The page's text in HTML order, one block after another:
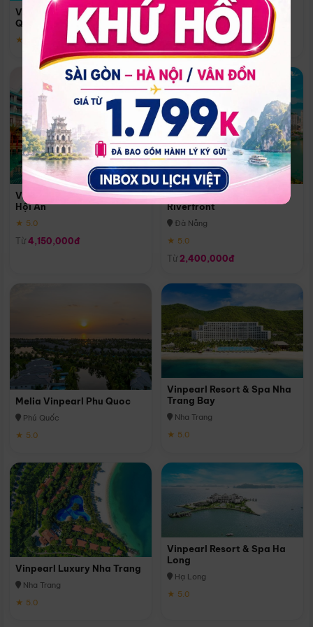
Vinpearl Resort & Spa Phu
Quoc
★ 5.0
Quoc
Phú Quốc
★ 5.0
Vinpearl Resort & Golf Nam
Hội An
★ 5.0
Từ 4,150,000đ
Melia Vinpearl Danang
Riverfront
Đà Nẵng
★ 5.0
Từ 2,400,000đ
Melia Vinpearl Phu Quoc
Phú Quốc
★ 5.0
Vinpearl Resort & Spa Nha
Trang Bay
Nha Trang
★ 5.0
Vinpearl Luxury Nha Trang
Nha Trang
★ 5.0
Vinpearl Resort & Spa Ha
Long
Hạ Long
★ 5.0